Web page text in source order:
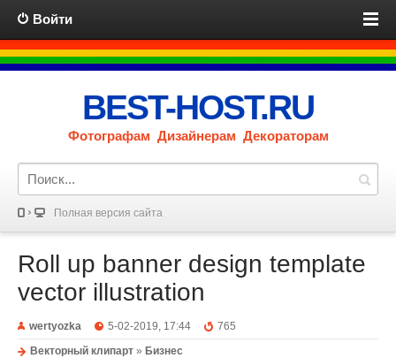
Войти
BEST-HOST.RU
Фотографам Дизайнерам Декораторам
Полная версия сайта
Roll up banner design template
vector illustration
wertyozka 5-02-2019, 17:44
765
Векторный клипарт » Бизнес